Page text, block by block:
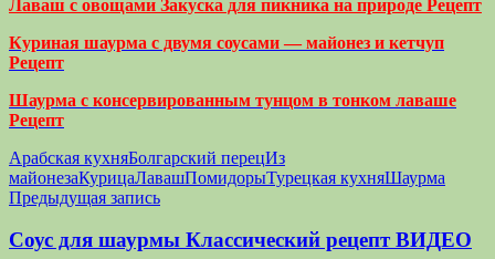
Лаваш с овощами Закуска для пикника на природе Рецепт
Куриная шаурма с двумя соусами — майонез и кетчуп
Рецепт
Шаурма с консервированным тунцом в тонком лаваше
Рецепт
Арабская кухняБолгарский перецИз
майонезаКурицаЛавашПомидорыТурецкая кухняШаурма
Навигация
по
Предыдущая запись
Соус для шаурмы Классический рецепт ВИДЕО